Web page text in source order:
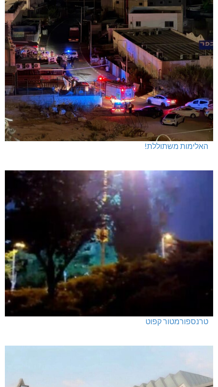
האלימות משתוללת!
טרנספורמטור קפוט